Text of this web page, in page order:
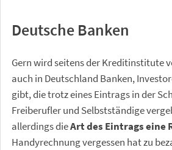
Deutsche Banken
Gern wird seitens der Kreditinstitute
auch in Deutschland Banken,
gibt, die trotz eines Eintrags in der
Freiberufler und Selbstständige
allerdings dieArt des Eintrags eine
Handyrechnung vergessen hat zu